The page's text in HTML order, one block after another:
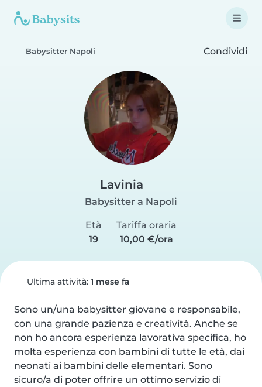
Babysitter Napoli Condividi
Lavinia
Babysitter a Napoli
Età
19
Tariffa oraria
10,00 €/ora
Ultima attività: 1 mese fa
Sono un/una babysitter giovane e responsabile,
con una grande pazienza e creatività. Anche se
non ho ancora esperienza lavorativa specifica, ho
molta esperienza con bambini di tutte le età, dai
neonati ai bambini delle elementari. Sono
sicuro/a di poter offrire un ottimo servizio di